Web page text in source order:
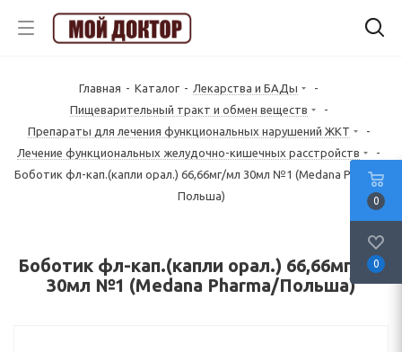
Главная - Каталог - Лекарства и БАДы
-
Пищеварительный тракт и обмен веществ
-
Препараты для лечения функциональных нарушений ЖКТ
-
Лечение функциональных желудочно-кишечных расстройств
-
Боботик фл-кап.(капли орал.) 66,66мг/мл 30мл №1 (Medana Pharma/
Польша)
Боботик фл-кап.(капли орал.) 66,66мг/мл
30мл №1 (Medana Pharma/Польша)
0
0